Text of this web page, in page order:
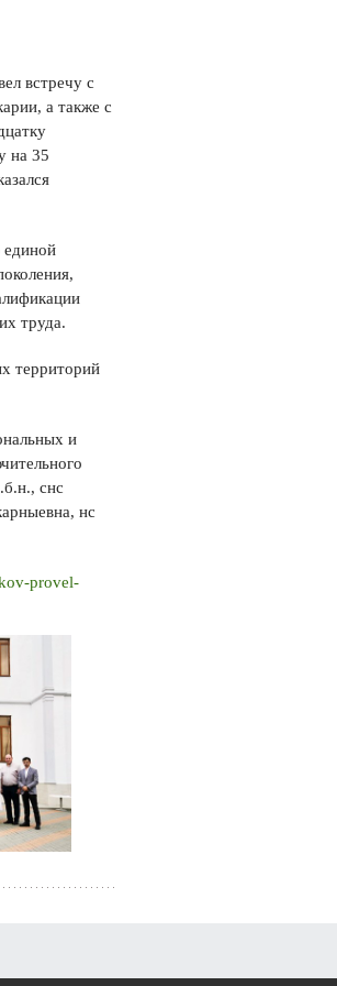
встречу с
а также с
на 35
единой
труда.
территорий
и
снс
нс
provel-